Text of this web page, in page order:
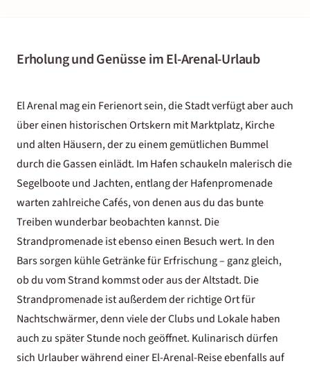
Erholung und Genüsse im El-Arenal-Urlaub
El Arenal mag ein Ferienort sein, die Stadt verfügt aber auch
über einen historischen Ortskern mit Marktplatz, Kirche
und alten Häusern, der zu einem gemütlichen Bummel
durch die Gassen einlädt. Im Hafen schaukeln malerisch die
Segelboote und Jachten, entlang der Hafenpromenade
warten zahlreiche Cafés, von denen aus du das bunte
Treiben wunderbar beobachten kannst. Die
Strandpromenade ist ebenso einen Besuch wert. In den
Bars sorgen kühle Getränke für Erfrischung – ganz gleich,
ob du vom Strand kommst oder aus der Altstadt. Die
Strandpromenade ist außerdem der richtige Ort für
Nachtschwärmer, denn viele der Clubs und Lokale haben
auch zu später Stunde noch geöffnet. Kulinarisch dürfen
sich Urlauber während einer El-Arenal-Reise ebenfalls auf